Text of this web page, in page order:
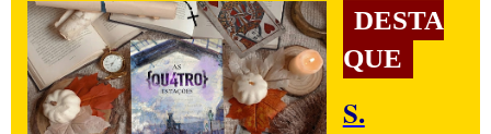
DESTA
QUE
S.